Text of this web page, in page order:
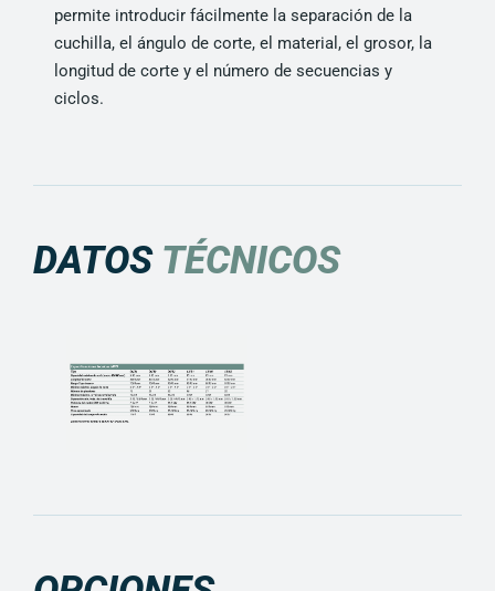
permite introducir fácilmente la separación de la
cuchilla, el ángulo de corte, el material, el grosor, la
longitud de corte y el número de secuencias y
ciclos.
DATOS TÉCNICOS